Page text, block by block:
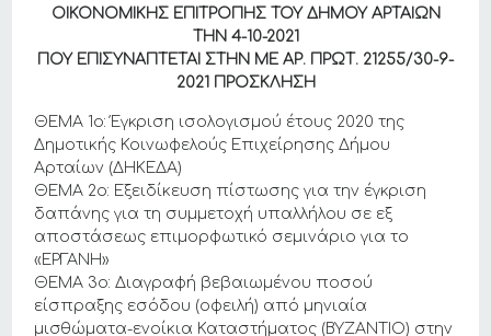
ΟΙΚΟΝΟΜΙΚΗΣ ΕΠΙΤΡΟΠΗΣ ΤΟΥ ΔΗΜΟΥ ΑΡΤΑΙΩΝ
THN 4-10-2021
ΠΟΥ ΕΠΙΣΥΝΑΠΤΕΤΑΙ ΣΤΗΝ ΜΕ ΑΡ. ΠΡΩΤ. 21255/30-9-
2021 ΠΡΟΣΚΛΗΣΗ
ΘΕΜΑ 1ο: Έγκριση ισολογισμού έτους 2020 της
Δημοτικής Κοινωφελούς Επιχείρησης Δήμου
Αρταίων (ΔΗΚΕΔΑ)
ΘΕΜΑ 2ο: Εξειδίκευση πίστωσης για την έγκριση
δαπάνης για τη συμμετοχή υπαλλήλου σε εξ
αποστάσεως επιμορφωτικό σεμινάριο για το
«ΕΡΓΑΝΗ»
ΘΕΜΑ 3ο: Διαγραφή βεβαιωμένου ποσού
είσπραξης εσόδου (οφειλή) από μηνιαία
μισθώματα-ενοίκια Καταστήματος (ΒΥΖΑΝΤΙΟ) στην